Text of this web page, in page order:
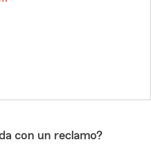
con un reclamo?